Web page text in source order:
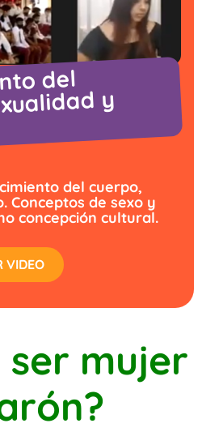
del
y
del cuerpo,
Conceptos de sexo y
concepción cultural.
VIDEO
ser mujer